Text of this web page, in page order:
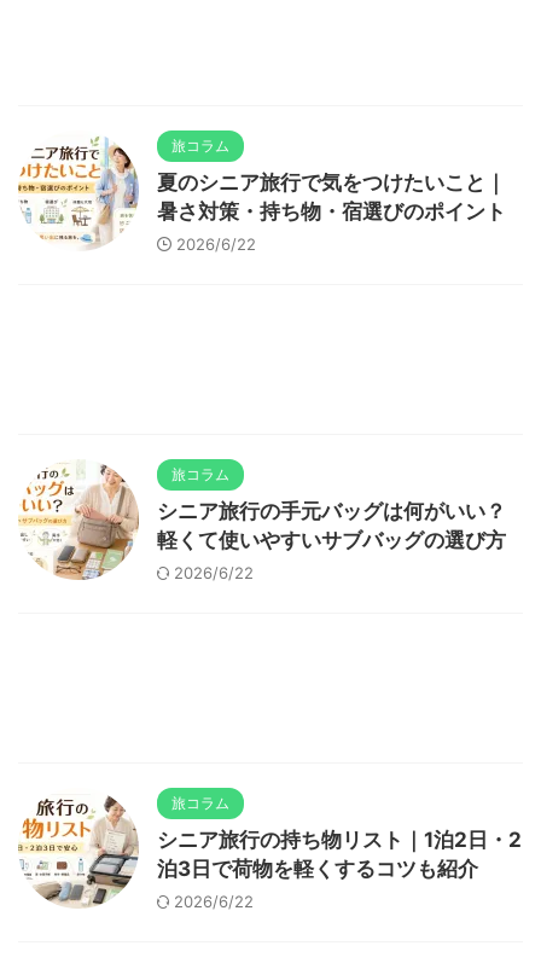
旅コラム
夏のシニア旅行で気をつけたいこと｜
暑さ対策・持ち物・宿選びのポイント
2026/6/22
旅コラム
シニア旅行の手元バッグは何がいい？
軽くて使いやすいサブバッグの選び方
2026/6/22
旅コラム
シニア旅行の持ち物リスト｜1泊2日・2
泊3日で荷物を軽くするコツも紹介
2026/6/22